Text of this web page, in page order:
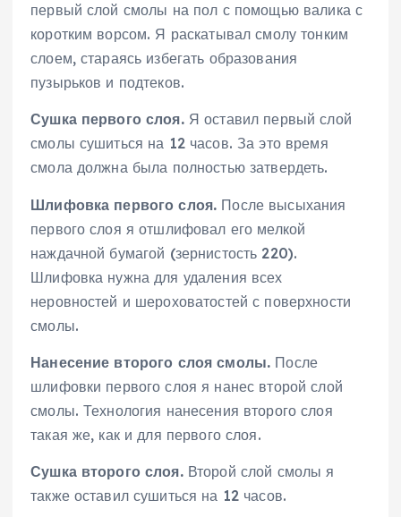
первый слой смолы на пол с помощью валика с
коротким ворсом. Я раскатывал смолу тонким
слоем, стараясь избегать образования
пузырьков и подтеков.
Сушка первого слоя.Я оставил первый слой
смолы сушиться на 12 часов. За это время
смола должна была полностью затвердеть.
Шлифовка первого слоя. После высыхания
первого слоя я отшлифовал его мелкой
наждачной бумагой (зернистость 220).
Шлифовка нужна для удаления всех
неровностей и шероховатостей с поверхности
смолы.
Нанесение второго слоя смолы. После
шлифовки первого слоя я нанес второй слой
смолы. Технология нанесения второго слоя
такая же, как и для первого слоя.
Сушка второго слоя.Второй слой смолы я
также оставил сушиться на 12 часов.